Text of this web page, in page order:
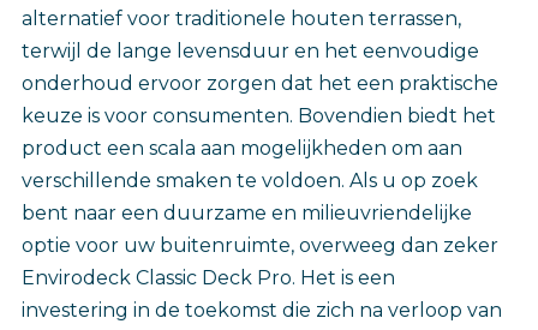
alternatief voor traditionele houten terrassen,
terwijl de lange levensduur en het eenvoudige
onderhoud ervoor zorgen dat het een praktische
keuze is voor consumenten. Bovendien biedt het
product een scala aan mogelijkheden om aan
verschillende smaken te voldoen. Als u op zoek
bent naar een duurzame en milieuvriendelijke
optie voor uw buitenruimte, overweeg dan zeker
Envirodeck Classic Deck Pro. Het is een
investering in de toekomst die zich na verloop van